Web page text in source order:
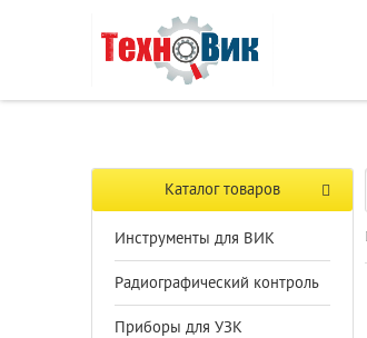
Каталог товаров
Инструменты для ВИК
Радиографический контроль
Приборы для УЗК